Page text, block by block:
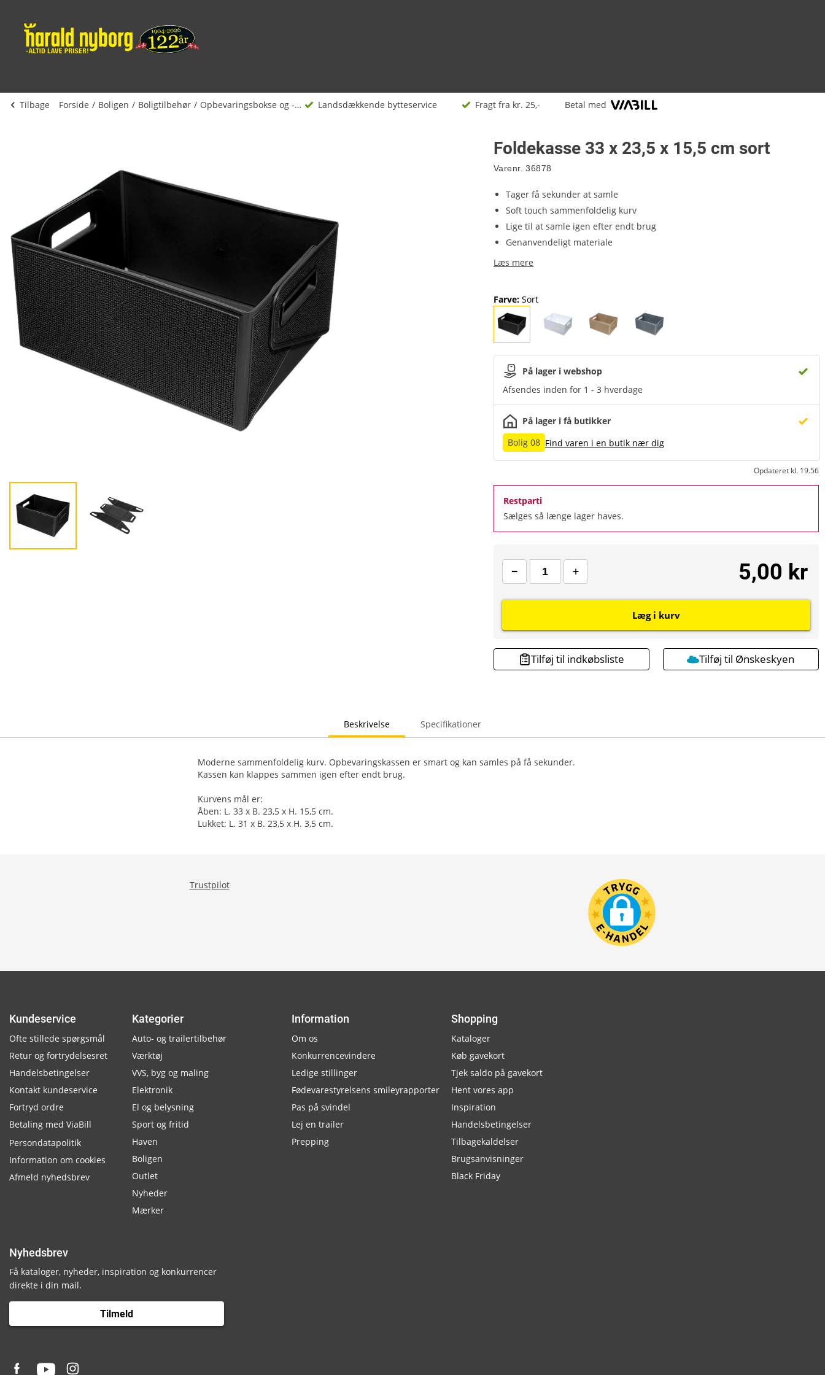
Tilbage Forside Boligen Boligtilbehør Opbevaringsbokse og -kasser Landsdækkende bytteservice Fragt fra kr. 25,- Betal med
Foldekasse 33 x 23,5 x 15,5 cm sort
Varenr. 36878
Tager få sekunder at samle
Soft touch sammenfoldelig kurv
Lige til at samle igen efter endt brug
Genanvendeligt materiale
Læs mere
Farve: Sort
På lager i webshop
Afsendes inden for 1 - 3 hverdage
På lager i få butikker
Bolig 08 Find varen i en butik nær dig
Opdateret kl. 19.56
Restparti
Sælges så længe lager haves.
5,00 kr
Læg i kurv
Tilføj til indkøbsliste Tilføj til Ønskeskyen
Beskrivelse Specifikationer
Moderne sammenfoldelig kurv. Opbevaringskassen er smart og kan samles på få sekunder.
Kassen kan klappes sammen igen efter endt brug.
Kurvens mål er:
Åben: L. 33 x B. 23,5 x H. 15,5 cm.
Trustpilot
Kundeservice
Ofte stillede spørgsmål
Retur og fortrydelsesret
Handelsbetingelser
Kontakt kundeservice
Fortryd ordre
Betaling med ViaBill
Persondatapolitik
Information om cookies
Afmeld nyhedsbrev
Kategorier
Auto- og trailertilbehør
Værktøj
VVS, byg og maling
Elektronik
El og belysning
Sport og fritid
Haven
Boligen
Outlet
Nyheder
Mærker
Information
Om os
Konkurrencevindere
Ledige stillinger
Fødevarestyrelsens smileyrapporter
Pas på svindel
Lej en trailer
Prepping
Shopping
Kataloger
Køb gavekort
Tjek saldo på gavekort
Hent vores app
Inspiration
Handelsbetingelser
Tilbagekaldelser
Brugsanvisninger
Black Friday
Nyhedsbrev
Få kataloger, nyheder, inspiration og konkurrencer
direkte i din mail.
Tilmeld